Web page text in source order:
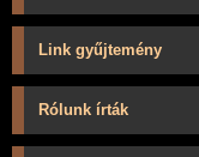
Link gyűjtemény
Rólunk írták